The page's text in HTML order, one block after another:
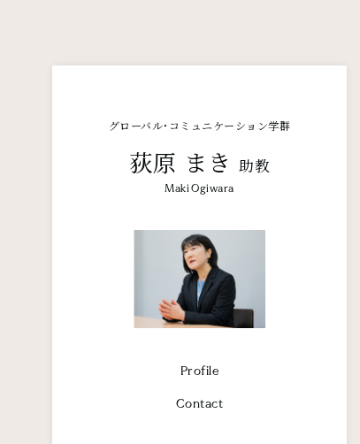
グローバル・コミュニケーション学群
荻原 まき 助教
Maki Ogiwara
Profile
Contact